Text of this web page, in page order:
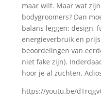
maar wilt. Maar wat
bodygroomers? Dan
balans leggen: design,
energieverbruik en
beoordelingen van
niet fake zijn).
hoor je al zuchten.
https://youtu.be/